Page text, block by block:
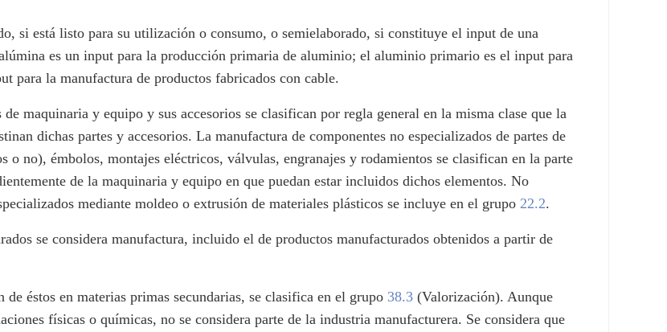
si está listo para su utilización o consumo, o semielaborado, si constituye el input de una
es un input para la producción primaria de aluminio; el aluminio primario es el input para
la manufactura de productos fabricados con cable.
maquinaria y equipo y sus accesorios se clasifican por regla general en la misma clase que la
dichas partes y accesorios. La manufactura de componentes no especializados de partes de
no), émbolos, montajes eléctricos, válvulas, engranajes y rodamientos se clasifican en la parte
de la maquinaria y equipo en que puedan estar incluidos dichos elementos. No
mediante moldeo o extrusión de materiales plásticos se incluye en el grupo 22.2.
se considera manufactura, incluido el de productos manufacturados obtenidos a partir de
éstos en materias primas secundarias, se clasifica en el grupo 38.3 (Valorización). Aunque
físicas o químicas, no se considera parte de la industria manufacturera. Se considera que